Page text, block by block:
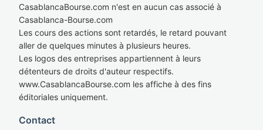
CasablancaBourse.com n'est en aucun cas associé à
Casablanca-Bourse.com
Les cours des actions sont retardés, le retard pouvant
aller de quelques minutes à plusieurs heures.
Les logos des entreprises appartiennent à leurs
détenteurs de droits d'auteur respectifs.
www.CasablancaBourse.com les affiche à des fins
éditoriales uniquement.
Contact